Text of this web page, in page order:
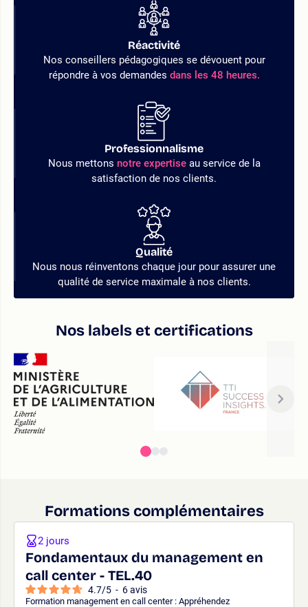
Réactivité
Nos conseillers pédagogiques se dévouent pour
répondre à vos demandes dans les 48 heures.
Professionnalisme
Nous mettons notre expertiseau service de la
satisfaction de nos clients.
Qualité
Nous nous réinventons chaque jour pour assurer une
qualité de service maximale à nos clients.
Nos labels et certifications
Formations complémentaires
Fondamentaux du management en
call center - TEL.40
4.7/5 - 6avis
Formation management en call center : Appréhendez
2 jours